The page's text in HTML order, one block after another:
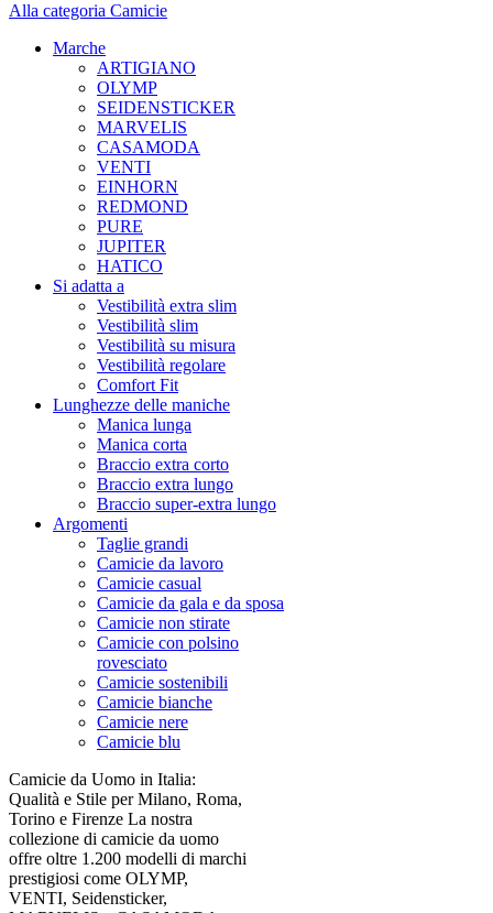
Alla categoria Camicie
Marche
ARTIGIANO
OLYMP
SEIDENSTICKER
MARVELIS
CASAMODA
VENTI
EINHORN
REDMOND
PURE
JUPITER
HATICO
Si adatta a
Vestibilità extra slim
Vestibilità slim
Vestibilità su misura
Vestibilità regolare
Comfort Fit
Lunghezze delle maniche
Manica lunga
Manica corta
Braccio extra corto
Braccio extra lungo
Braccio super-extra lungo
Argomenti
Taglie grandi
Camicie da lavoro
Camicie casual
Camicie da gala e da sposa
Camicie non stirate
Camicie con polsino
rovesciato
Camicie sostenibili
Camicie bianche
Camicie nere
Camicie blu
Camicie da Uomo in Italia:
Qualità e Stile per Milano, Roma,
Torino e Firenze La nostra
collezione di camicie da uomo
offre oltre 1.200 modelli di marchi
prestigiosi come OLYMP,
VENTI, Seidensticker,